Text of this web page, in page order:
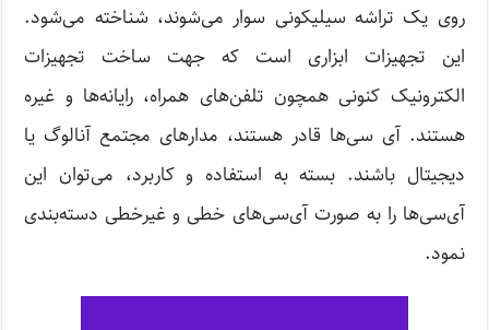
روی یک تراشه سیلیکونی سوار می‌شوند، شناخته می‌شود.
این تجهیزات ابزاری است که جهت ساخت تجهیزات
الکترونیک کنونی همچون تلفن‌های همراه، رایانه‌ها و غیره
هستند. آی سی‌ها قادر هستند، مدارهای مجتمع آنالوگ یا
دیجیتال باشند. بسته به استفاده و کاربرد، می‌توان این
آی‌سی‌ها را به صورت آی‌سی‌های خطی و غیر‌خطی دسته‌بندی
نمود.